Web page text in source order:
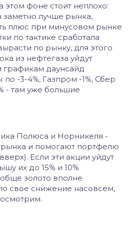
этом фоне стоит неплохо:
заметно лучше рынка,
плюс при минусовом рынке
по тактике сработала
по рынку, для этого
из нефтегаза уйдут
даунсайд
-3-4%, Газпром -1%, Сбер
- там уже большие
Полюса и Норникеля -
и помогают портфелю
Если эти акции уйдут
их до 15% и 10%
золото вполне
свое снижение насовсем,